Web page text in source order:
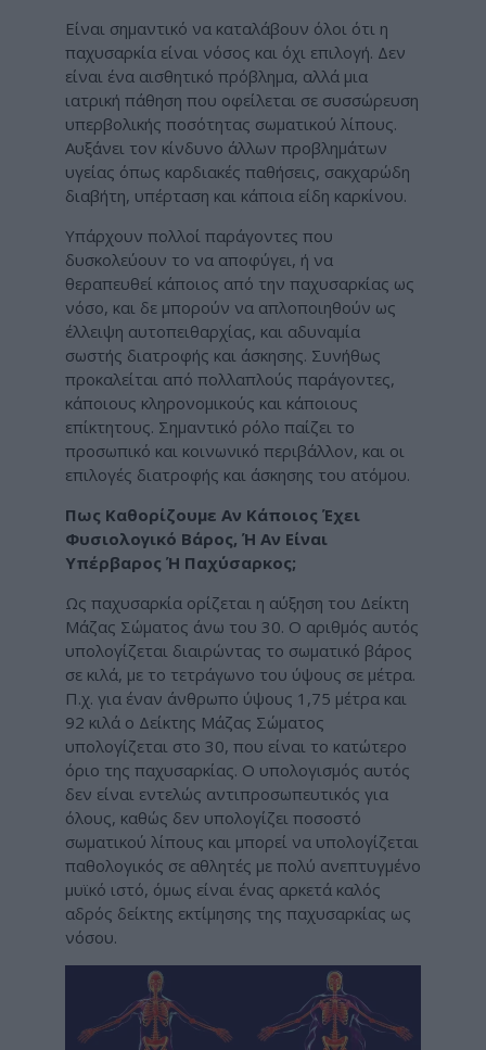
Είναι σημαντικό να καταλάβουν όλοι ότι η
παχυσαρκία είναι νόσος και όχι επιλογή. Δεν
είναι ένα αισθητικό πρόβλημα, αλλά μια
ιατρική πάθηση που οφείλεται σε συσσώρευση
υπερβολικής ποσότητας σωματικού λίπους.
Αυξάνει τον κίνδυνο άλλων προβλημάτων
υγείας όπως καρδιακές παθήσεις, σακχαρώδη
διαβήτη, υπέρταση και κάποια είδη καρκίνου.
Υπάρχουν πολλοί παράγοντες που
δυσκολεύουν το να αποφύγει, ή να
θεραπευθεί κάποιος από την παχυσαρκίας ως
νόσο, και δε μπορούν να απλοποιηθούν ως
έλλειψη αυτοπειθαρχίας, και αδυναμία
σωστής διατροφής και άσκησης. Συνήθως
προκαλείται από πολλαπλούς παράγοντες,
κάποιους κληρονομικούς και κάποιους
επίκτητους. Σημαντικό ρόλο παίζει το
προσωπικό και κοινωνικό περιβάλλον, και οι
επιλογές διατροφής και άσκησης του ατόμου.
Πως Καθορίζουμε Αν Κάποιος Έχει
Φυσιολογικό Βάρος, Ή Αν Είναι
Υπέρβαρος Ή Παχύσαρκος;
Ως παχυσαρκία ορίζεται η αύξηση του Δείκτη
Μάζας Σώματος άνω του 30. Ο αριθμός αυτός
υπολογίζεται διαιρώντας το σωματικό βάρος
σε κιλά, με το τετράγωνο του ύψους σε μέτρα.
Π.χ. για έναν άνθρωπο ύψους 1,75 μέτρα και
92 κιλά ο Δείκτης Μάζας Σώματος
υπολογίζεται στο 30, που είναι το κατώτερο
όριο της παχυσαρκίας. Ο υπολογισμός αυτός
δεν είναι εντελώς αντιπροσωπευτικός για
όλους, καθώς δεν υπολογίζει ποσοστό
σωματικού λίπους και μπορεί να υπολογίζεται
παθολογικός σε αθλητές με πολύ ανεπτυγμένο
μυϊκό ιστό, όμως είναι ένας αρκετά καλός
αδρός δείκτης εκτίμησης της παχυσαρκίας ως
νόσου.